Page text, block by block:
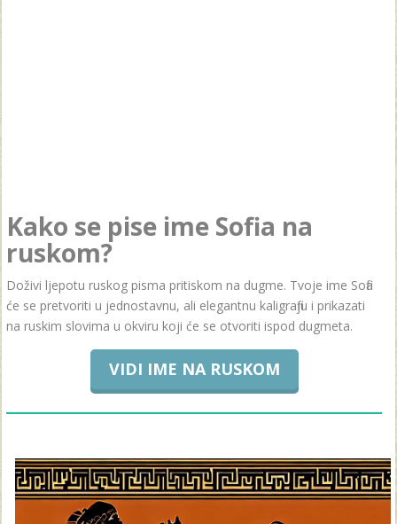
Kako se pise ime Sofia na
ruskom?
Doživi ljepotu ruskog pisma pritiskom na dugme. Tvoje ime Sofia
će se pretvoriti u jednostavnu, ali elegantnu kaligrafiju i prikazati
na ruskim slovima u okviru koji će se otvoriti ispod dugmeta.
VIDI IME NA RUSKOM